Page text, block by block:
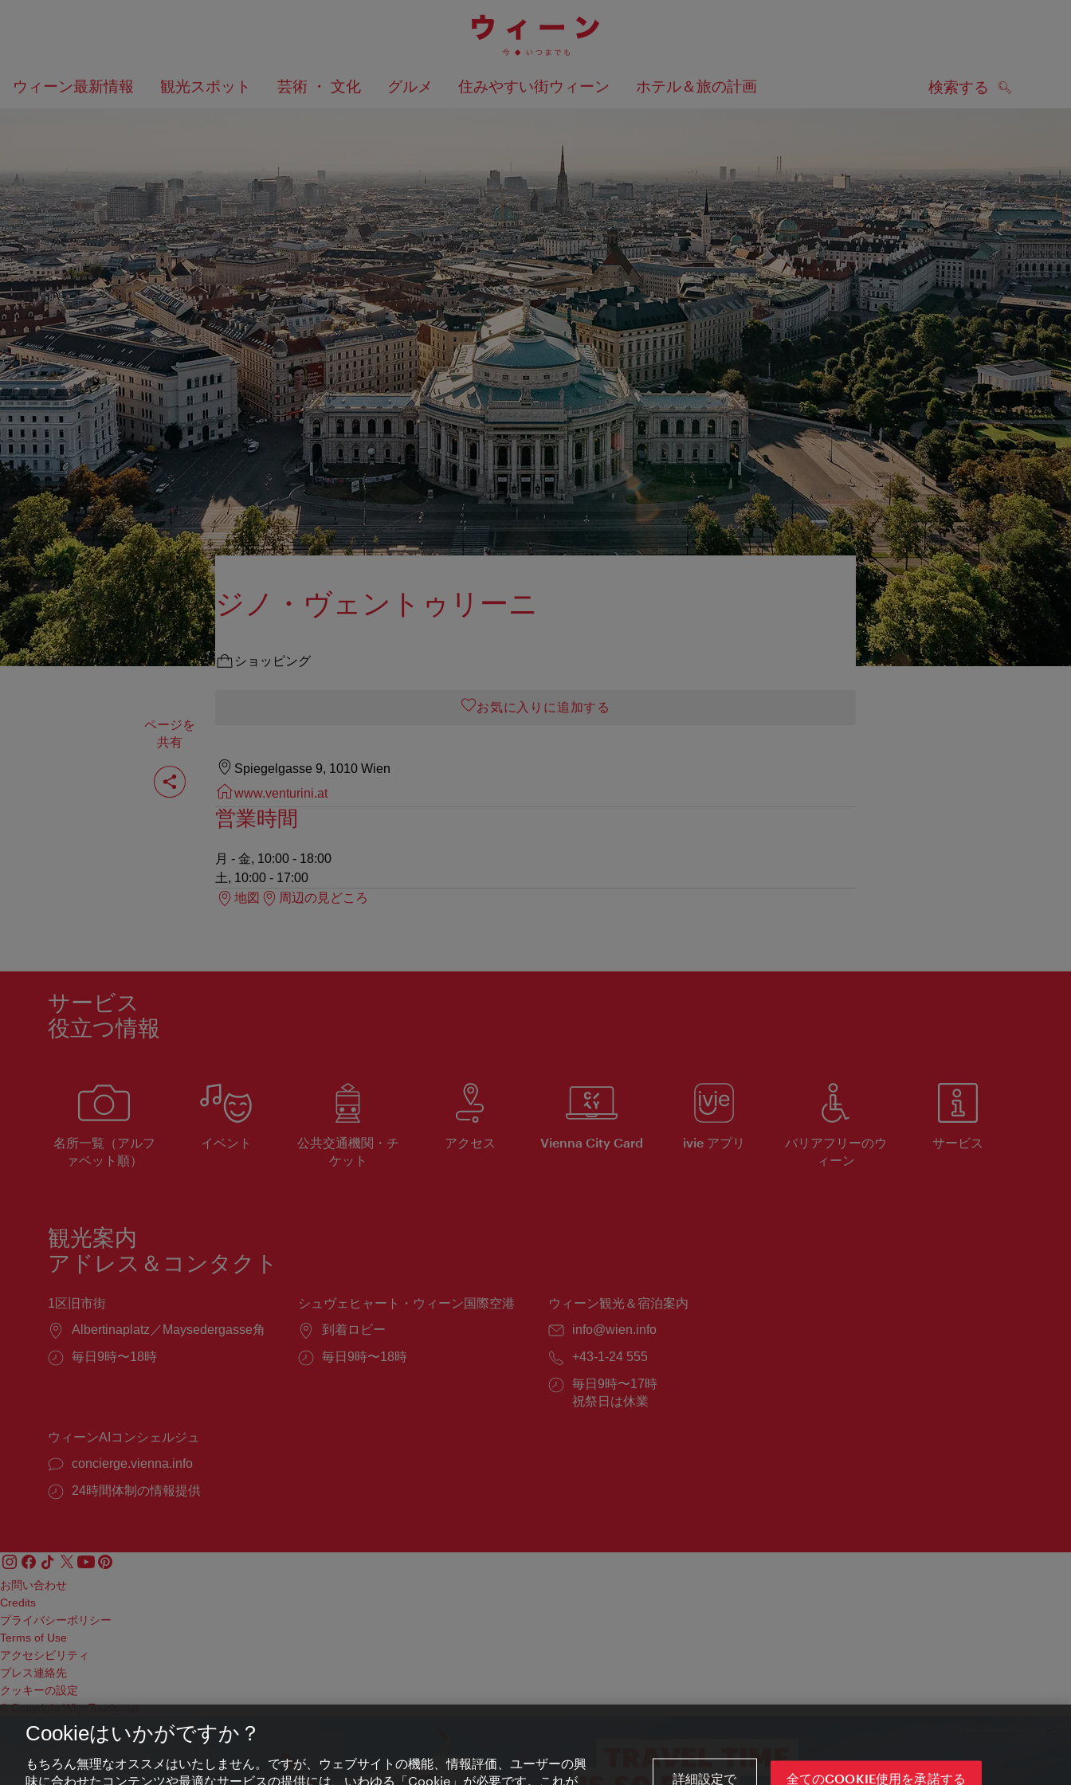
ニ
の
ッ
プ
へ
ウィーン最新情報 観光スポット 芸術 ・ 文化 グルメ 住みやすい街ウィーン ホテル＆旅の計画 検索する
何
を
か？
ページを
共有
ペ
ー
ジ
ジノ・ヴェントゥリーニ
ショッピング
お気に入りに追加する
Spiegelgasse 9, 1010 Wien
www.venturini.at
営業時間
月 - 金, 10:00 - 18:00
土, 10:00 - 17:00
地図
周辺の見どころ
サービス
役立つ情報
名所一覧（アルフ
ァベット順）
イベント
公共交通機関・チ
ケット
アクセス Vienna City Card ivie アプリ
バリアフリーのウ
ィーン
サービス
観光案内
アドレス＆コンタクト
1区旧市街
場
Albertinaplatz／Maysedergasse角
営
毎日9時〜18時
シュヴェヒャート・ウィーン国際空港
場
到着ロビー
営
毎日9時〜18時
ウィーン観光＆宿泊案内
E
ー
ル：
info@wien.info
電
番
号：
+43-1-24 555
営
業
毎日9時〜17時
祝祭日は休業
ウィーンAIコンシェルジュ
concierge.vienna.info
24時間体制の情報提供
お問い合わせ
Credits
プライバシーポリシー
Terms of Use
アクセシビリティ
プレス連絡先
クッキーの設定
© Copyright WienTourismus
Cookieはいかがですか？
もちろん無理なオススメはいたしません。ですが、ウェブサイトの機能、情報評価、ユーザーの興
味に合わせたコンテンツや最適なサービスの提供には、いわゆる「Cookie」が必要です。これが
詳細設定で 全てのCOOKIE使用を承諾する